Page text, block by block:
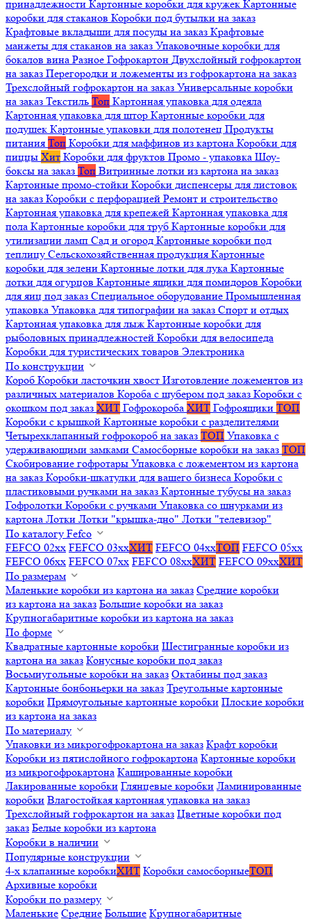
принадлежности Картонные коробки для кружек Картонные
коробки для стаканов Коробки под бутылки на заказ
Крафтовые вкладыши для посуды на заказ Крафтовые
манжеты для стаканов на заказ Упаковочные коробки для
бокалов вина Разное Гофрокартон Двухслойный гофрокартон
на заказ Перегородки и ложементы из гофрокартона на заказ
Трехслойный гофрокартон на заказ Универсальные коробки
на заказ Текстиль Топ Картонная упаковка для одеяла
Картонная упаковка для штор Картонные коробки для
подушек Картонные упаковки для полотенец Продукты
питания Топ Коробки для маффинов из картона Коробки для
пиццы Хит Коробки для фруктов Промо - упаковка Шоу-
боксы на заказ Топ Витринные лотки из картона на заказ
Картонные промо-стойки Коробки диспенсеры для листовок
на заказ Коробки с перфорацией Ремонт и строительство
Картонная упаковка для крепежей Картонная упаковка для
пола Картонные коробки для труб Картонные коробки для
утилизации ламп Сад и огород Картонные коробки под
теплицу Сельскохозяйственная продукция Картонные
коробки для зелени Картонные лотки для лука Картонные
лотки для огурцов Картонные ящики для помидоров Коробки
для яиц под заказ Специальное оборудование Промышленная
упаковка Упаковка для типографии на заказ Спорт и отдых
Картонная упаковка для лыж Картонные коробки для
рыболовных принадлежностей Коробки для велосипеда
Коробки для туристических товаров Электроника
По конструкции
Короб Коробки ласточкин хвост Изготовление ложементов из
различных материалов Короба с шубером под заказ Коробки с
окошком под заказ ХИТ Гофрокороба ХИТ Гофроящики ТОП
Коробки с крышкой Картонные коробки с разделителями
Четырехклапанный гофрокороб на заказ ТОП Упаковка с
удерживающими замками Самосборные коробки на заказ ТОП
Скобирование гофротары Упаковка с ложементом из картона
на заказ Коробки-шкатулки для вашего бизнеса Коробки с
пластиковыми ручками на заказ Картонные тубусы на заказ
Гофролотки Коробки с ручками Упаковка со шнурками из
картона Лотки Лотки "крышка-дно" Лотки "телевизор"
По каталогу Fefco
FEFCO 02xx FEFCO 03xxХИТ FEFCO 04xxТОП FEFCO 05xx
FEFCO 06xx FEFCO 07xx FEFCO 08xxХИТ FEFCO 09xxХИТ
По размерам
Маленькие коробки из картона на заказ Средние коробки
из картона на заказ Большие коробки на заказ
Крупногабаритные коробки из картона на заказ
По форме
Квадратные картонные коробки Шестигранные коробки из
картона на заказ Конусные коробки под заказ
Восьмиугольные коробки на заказ Октабины под заказ
Картонные бонбоньерки на заказ Треугольные картонные
коробки Прямоугольные картонные коробки Плоские коробки
из картона на заказ
По материалу
Упаковки из микрогофрокартона на заказ Крафт коробки
Коробки из пятислойного гофрокартона Картонные коробки
из микрогофрокартона Кашированные коробки
Лакированные коробки Глянцевые коробки Ламинированные
коробки Влагостойкая картонная упаковка на заказ
Трехслойный гофрокартон на заказ Цветные коробки под
заказ Белые коробки из картона
Коробки в наличии
Популярные конструкции
4-х клапанные коробкиХИТ Коробки самосборныеТОП
Архивные коробки
Коробки по размеру
Маленькие Средние Большие Крупногабаритные